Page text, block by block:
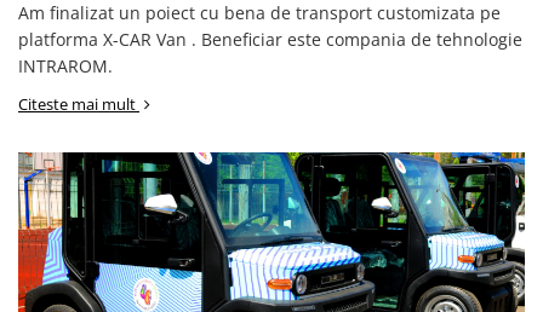
Am finalizat un poiect cu bena de transport customizata pe
platforma X-CAR Van . Beneficiar este compania de tehnologie
INTRAROM.
Citeste mai mult